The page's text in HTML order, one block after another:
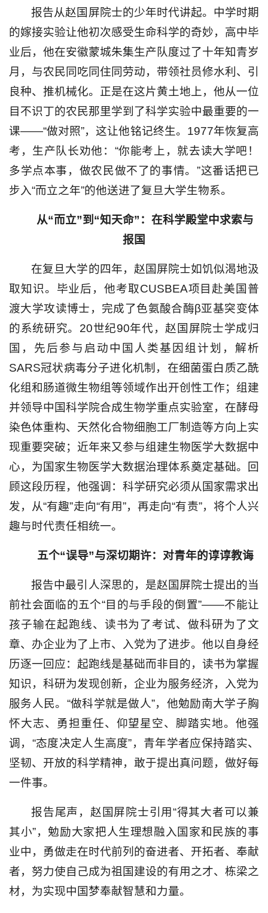
报告从赵国屏院士的少年时代讲起。中学时期
的嫁接实验让他初次感受生命科学的奇妙，高中毕
业后，他在安徽蒙城朱集生产队度过了十年知青岁
月，与农民同吃同住同劳动，带领社员修水利、引
良种、推机械化。正是在这片黄土地上，他从一位
目不识丁的农民那里学到了科学实验中最重要的一
课——“做对照”，这让他铭记终生。1977年恢复高
考，生产队长劝他：“你能考上，就去读大学吧！
多学点本事，做农民做不了的事情。”这番话把已
步入“而立之年”的他送进了复旦大学生物系。
从“而立”到“知天命”：在科学殿堂中求索与
报国
在复旦大学的四年，赵国屏院士如饥似渴地汲
取知识。毕业后，他考取CUSBEA项目赴美国普
渡大学攻读博士，完成了色氨酸合酶β亚基突变体
的系统研究。20世纪90年代，赵国屏院士学成归
国，先后参与启动中国人类基因组计划，解析
SARS冠状病毒分子进化机制，在细菌蛋白质乙酰
化组和肠道微生物组等领域作出开创性工作；组建
并领导中国科学院合成生物学重点实验室，在酵母
染色体重构、天然化合物细胞工厂制造等方向上实
现重要突破；近年来又参与组建生物医学大数据中
心，为国家生物医学大数据治理体系奠定基础。回
顾这段历程，他强调：科学研究必须从国家需求出
发，从“有趣”走向“有用”，再走向“有责”，将个人兴
趣与时代责任相统一。
五个“误导”与深切期许：对青年的谆谆教诲
报告中最引人深思的，是赵国屏院士提出的当
前社会面临的五个“目的与手段的倒置”——不能让
孩子输在起跑线、读书为了考试、做科研为了文
章、办企业为了上市、入党为了进步。他以自身经
历逐一回应：起跑线是基础而非目的，读书为掌握
知识，科研为发现创新，企业为服务经济，入党为
服务人民。“做科学就是做人”，他勉励南大学子胸
怀大志、勇担重任、仰望星空、脚踏实地。他强
调，“态度决定人生高度”，青年学者应保持踏实、
坚韧、开放的科学精神，敢于提出真问题，做好每
一件事。
报告尾声，赵国屏院士引用“得其大者可以兼
其小”，勉励大家把人生理想融入国家和民族的事
业中，勇做走在时代前列的奋进者、开拓者、奉献
者，努力使自己成为祖国建设的有用之才、栋梁之
材，为实现中国梦奉献智慧和力量。